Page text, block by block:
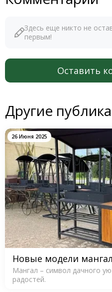
Здесь еще никто не
первым!
Оставить
Другие
26 Июня 2025
Новые модели
Мангал – символ дачного
радостей.